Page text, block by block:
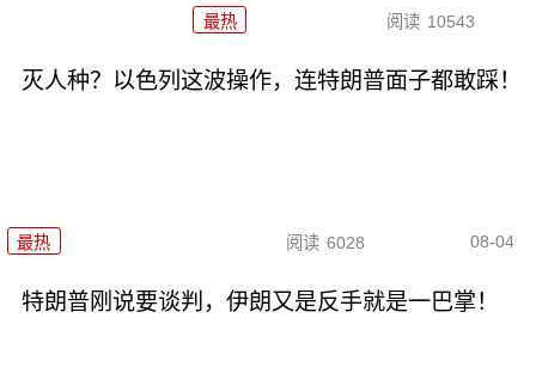
最热 阅读 10543
灭人种？以色列这波操作，连特朗普面子都敢踩！
最热 阅读 6028 08-04
特朗普刚说要谈判，伊朗又是反手就是一巴掌！